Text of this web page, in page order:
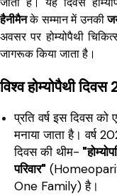
हैनीमैनके सम्मान में उनकी
अवसर पर होम्योपैथी
जागरूक किया जाता है।
विश्व होम्योपैथी
प्रति वर्ष इस दिवस
मनाया जाता है। वर्ष
दिवस की थीम-
परिवार"
One Family) है।